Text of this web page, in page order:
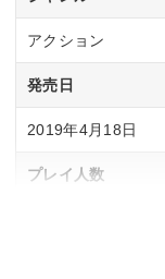
アクション
発売日
2019年4月18日
プレイ人数